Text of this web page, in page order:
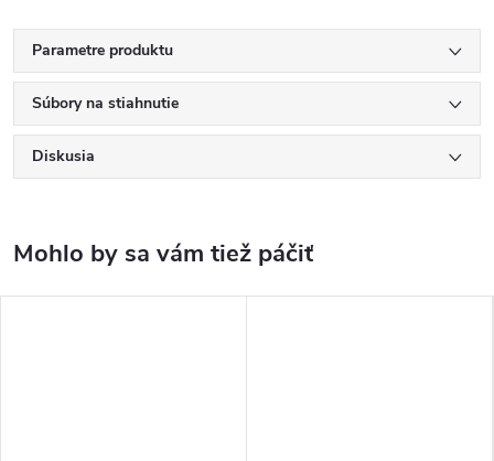
Parametre produktu
Súbory na stiahnutie
Diskusia